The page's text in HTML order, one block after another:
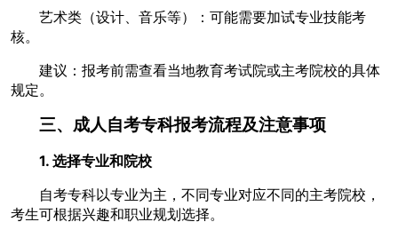
艺术类（设计、音乐等）：可能需要加试专业技能考
核。
建议：报考前需查看当地教育考试院或主考院校的具体
规定。
三、 成人自考专科报考流程及注意事项
1. 选择专业和院校
自考专科以专业为主，不同专业对应不同的主考院校，
考生可根据兴趣和职业规划选择。